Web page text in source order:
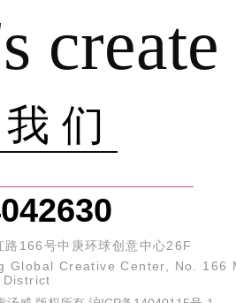
们
路166号中庚环球创意中心26F
Global Creative Center, No. 166
District